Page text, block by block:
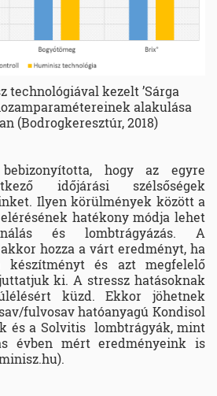
technológiával kezelt ’Sárga
alakulása
(Bodrogkeresztúr, 2018)
hogy az egyre
időjárási szélsőségek
Ilyen körülmények között a
hatékony módja lehet
és lombtrágyázás. A
hozza a várt eredményt, ha
és azt megfelelő
ki. A stressz hatásoknak
küzd. Ekkor jöhetnek
fulvosav hatóanyagú Kondisol
és a Solvitis lombtrágyák, mint
évben mért eredményeink is